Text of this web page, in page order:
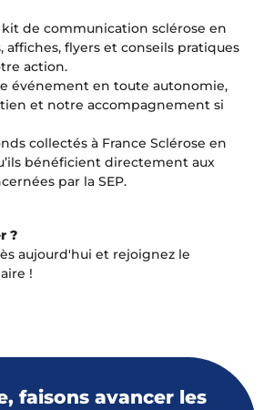
kit de communication sclérose en
affiches, flyers et conseils pratiques
action.
événement en toute autonomie,
et notre accompagnement si
collectés à France Sclérose en
bénéficient directement aux
par la SEP.
?
aujourd'hui et rejoignez le
!
faisons avancer les